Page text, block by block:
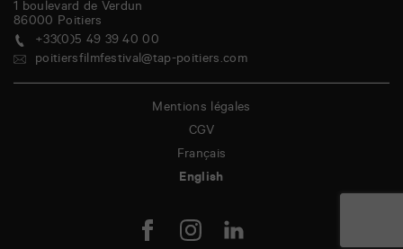
1 boulevard de Verdun
86000 Poitiers
+33(0)5 49 39 40 00
poitiersfilmfestival@tap-poitiers.com
Mentions légales
CGV
Français
English